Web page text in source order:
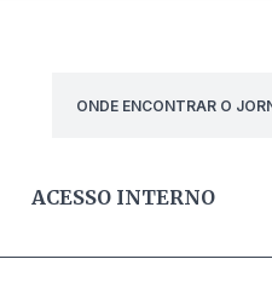
ONDE ENCONTRAR O
ACESSO INTERNO